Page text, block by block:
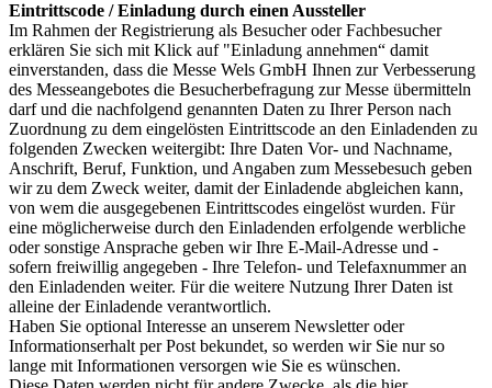
Eintrittscode / Einladung durch einen Aussteller
Im Rahmen der Registrierung als Besucher oder Fachbesucher
erklären Sie sich mit Klick auf "Einladung annehmen“ damit
einverstanden, dass die Messe Wels GmbH Ihnen zur Verbesserung
des Messeangebotes die Besucherbefragung zur Messe übermitteln
darf und die nachfolgend genannten Daten zu Ihrer Person nach
Zuordnung zu dem eingelösten Eintrittscode an den Einladenden zu
folgenden Zwecken weitergibt: Ihre Daten Vor- und Nachname,
Anschrift, Beruf, Funktion, und Angaben zum Messebesuch geben
wir zu dem Zweck weiter, damit der Einladende abgleichen kann,
von wem die ausgegebenen Eintrittscodes eingelöst wurden. Für
eine möglicherweise durch den Einladenden erfolgende werbliche
oder sonstige Ansprache geben wir Ihre E-Mail-Adresse und -
sofern freiwillig angegeben - Ihre Telefon- und Telefaxnummer an
den Einladenden weiter. Für die weitere Nutzung Ihrer Daten ist
alleine der Einladende verantwortlich.
Haben Sie optional Interesse an unserem Newsletter oder
Informationserhalt per Post bekundet, so werden wir Sie nur so
lange mit Informationen versorgen wie Sie es wünschen.